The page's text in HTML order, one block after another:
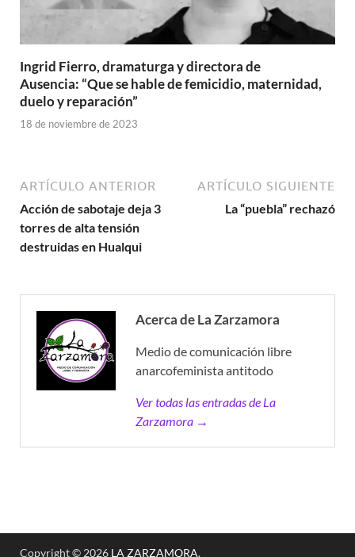
Ingrid Fierro, dramaturga y directora de
Ausencia: “Que se hable de femicidio, maternidad,
duelo y reparación”
18 de noviembre de 2023
ARTÍCULO ANTERIOR
Acción de sabotaje deja 3
torres de alta tensión
destruidas en Hualqui
ARTÍCULO SIGUIENTE
La “puebla” rechazó
Acerca de La Zarzamora
Medio de comunicación libre
anarcofeminista antitodo
Ver todas las entradas de La
Zarzamora →
Copyright © 2026 LA ZARZAMORA.